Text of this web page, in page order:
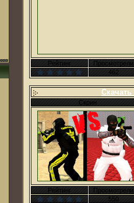
Рейтинг
Просмотрели
462
Скрин
Рейтинг
Просмотрели
550